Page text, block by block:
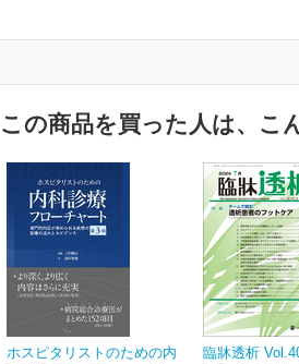
この商品を買った人は、こ
ホスピタリストのための内
臨牀透析